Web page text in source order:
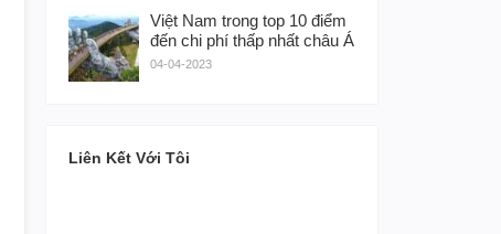
Việt Nam trong top 10 điểm
đến chi phí thấp nhất châu Á
04-04-2023
Liên Kết Với Tôi